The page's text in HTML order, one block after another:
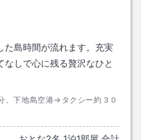
た島時間が流れます。充実
なしで心に残る贅沢なひと
、下地島空港→タクシー約３０